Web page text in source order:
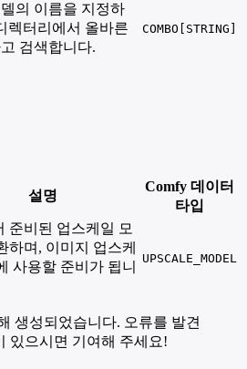
의 이름을 지정하
렉터리에서 올바른
검색합니다.
COMBO[STRING]
설명
Comfy 데이터
타입
준비된 업스케일 모
하며, 이미지 업스케
사용할 준비가 됩니
UPSCALE_MODEL
생성되었습니다. 오류를 발견
있으시면 기여해 주세요!